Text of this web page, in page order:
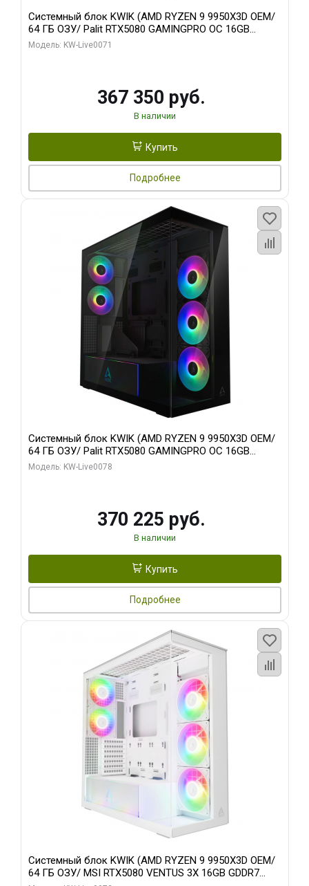
Системный блок KWIK (AMD RYZEN 9 9950X3D OEM/
64 ГБ ОЗУ/ Palit RTX5080 GAMINGPRO OC 16GB
GDDR7 256bit 3xDP HD/ 960 ГБ SSD)
Модель: KW-Live0071
367 350 руб.
В наличии
Купить
Подробнее
Системный блок KWIK (AMD RYZEN 9 9950X3D OEM/
64 ГБ ОЗУ/ Palit RTX5080 GAMINGPRO OC 16GB
GDDR7 256bit 3xDP HD/ 1 ТБ SSD)
Модель: KW-Live0078
370 225 руб.
В наличии
Купить
Подробнее
Системный блок KWIK (AMD RYZEN 9 9950X3D OEM/
64 ГБ ОЗУ/ MSI RTX5080 VENTUS 3X 16GB GDDR7